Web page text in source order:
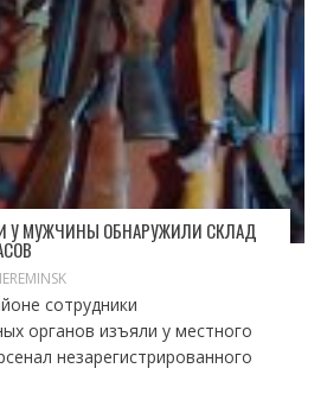
У МУЖЧИНЫ ОБНАРУЖИЛИ СКЛАД
сотрудники
органов изъяли у местного
незарегистрированного